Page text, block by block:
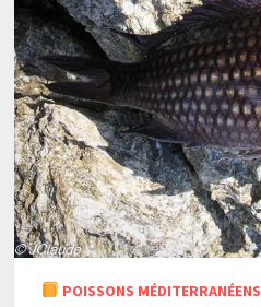
POISSONS MÉDITERRANÉENS